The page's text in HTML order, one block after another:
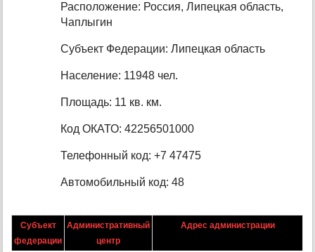
Расположение: Россия, Липецкая область,
Чаплыгин
Субъект Федерации: Липецкая область
Население: 11948 чел.
Площадь: 11 кв. км.
Код ОКАТО: 42256501000
Телефонный код: +7 47475
Автомобильный код: 48
Субъект
федерации
Административный
центр
Адрес администрации